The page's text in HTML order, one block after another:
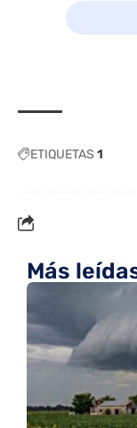
ETIQUETAS 1
Más